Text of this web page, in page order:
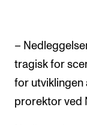
Arrangementer
Gjennomføre
Markedsføring,
–
tragisk for
for utviklingen
prorektor ved